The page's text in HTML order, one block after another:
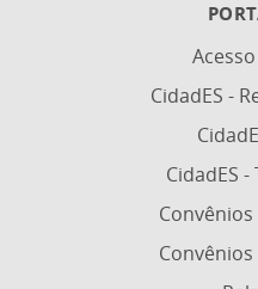
CidadES -
CidadES